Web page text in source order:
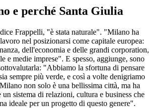
e perché Santa Giulia
Frappelli, "è stata naturale". "Milano ha
nel posizionarsi come capitale europea:
dell'economia e delle grandi corporation,
e medie imprese". E spesso, aggiunge, sono
"Abbiamo la sfortuna di pensare
sempre più verde, e così a volte denigriamo
non solo è una bellissima città, ma ha
sistema di relazioni, cultura e business che
ideale per un progetto di questo genere".